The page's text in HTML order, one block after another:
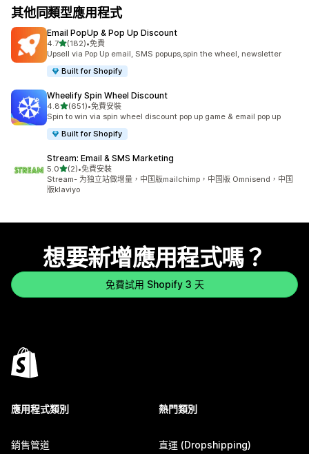
其他同類型應用程式
Email PopUp & Pop Up Discount
4.7滿分 5 顆星
(182)
共有 182 則評價
•免費
Upsell via Pop Up email, SMS popups,spin the wheel, newsletter
Built for Shopify
Wheelify Spin Wheel Discount
4.8滿分 5 顆星
(651)
共有 651 則評價
•免費安裝
Spin to win via spin wheel discount pop up game & email pop up
Built for Shopify
Stream: Email & SMS Marketing
5.0滿分 5 顆星
(2)
共有 2 則評價
•免費安裝
Stream- 为独立站做增量，中国版mailchimp，中国版 Omnisend，中国
版klaviyo
想要新增應用程式嗎？
免費試用 Shopify 3 天
應用程式類別
銷售管道
熱門類別
直運 (Dropshipping)